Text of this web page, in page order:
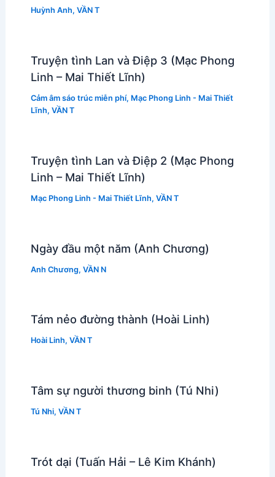
Huỳnh Anh, VẦN T
Truyện tình Lan và Điệp 3 (Mạc Phong
Linh – Mai Thiết Lĩnh)
Cảm âm sáo trúc miễn phí, Mạc Phong Linh - Mai Thiết
Lĩnh, VẦN T
Truyện tình Lan và Điệp 2 (Mạc Phong
Linh – Mai Thiết Lĩnh)
Mạc Phong Linh - Mai Thiết Lĩnh, VẦN T
Ngày đầu một năm (Anh Chương)
Anh Chương, VẦN N
Tám nẻo đường thành (Hoài Linh)
Hoài Linh, VẦN T
Tâm sự người thương binh (Tú Nhi)
Tú Nhi, VẦN T
Trót dại (Tuấn Hải – Lê Kim Khánh)